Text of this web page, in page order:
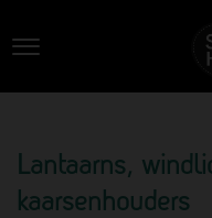
Lantaarns,
kaarsenhouders